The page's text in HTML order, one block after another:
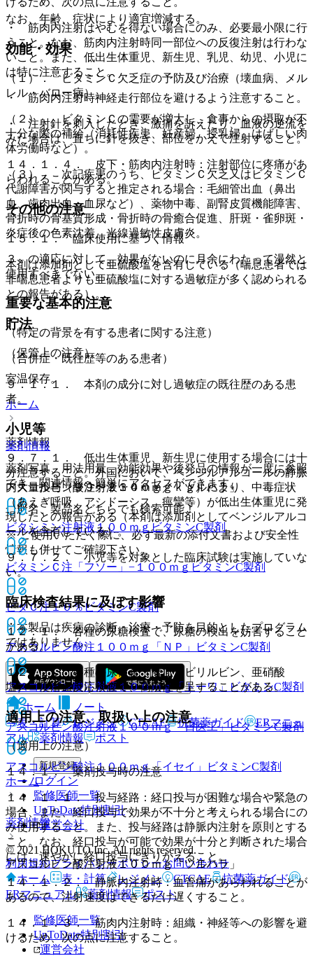
・ 筋肉内注射はやむを得ない場合にのみ、必要最小限に行
うこと。なお、筋肉内注射時同一部位への反復注射は行わな
いこと。また、低出生体重児、新生児、乳児、幼児、小児に
は特に注意すること。
・ 筋肉内注射時神経走行部位を避けるよう注意すること。
・ 注射針を刺入したとき、激痛を訴えたり、血液の逆流を
みた場合は、直ちに針を抜き、部位をかえて注射すること。
１４．１．４． 皮下・筋肉内注射時：注射部位に疼痛があ
らわれることがある。
その他の注意
１５．１． 臨床使用に基づく情報
本剤は添加剤として亜硫酸塩を含有している（喘息患者では
非喘息患者よりも亜硫酸塩に対する過敏症が多く認められる
との報告がある）。
貯法
（保管上の注意）
室温保存。
ホーム
薬剤情報
アスコルビン酸注射液１００ｍｇ「ツルハラ」
ビタシミン注射液１００ｍｇ ビタミンC製剤
ビタミンＣ注「フソー」−１００ｍｇ ビタミンC製剤
ビタＣ注１０％ビタミンC製剤
アスコルビン酸注１００ｍｇ「ＮＰ」 ビタミンC製剤
アスコルビン酸注射液１００ｍｇ「トーワ」 ビタミンC製剤
アスコルビン酸注射液１００ｍｇ「日医工」ビタミンC製剤
アスコルビン酸注１００ｍｇ「イセイ」
ビタミンC製剤
ホーム
薬剤情報
アスコルビン酸注射液１００ｍｇ「ツルハラ」
なお、年齢、症状により適宜増減する。
効能・効果
（１）． ビタミンＣ欠乏症の予防及び治療（壊血病、メル
レル・バロー病）。
（２）． ビタミンＣの需要が増大し、食事からの摂取が不
十分な際の補給（消耗性疾患、妊産婦、授乳婦、はげしい肉
体労働時など）。
（３）． 次記疾患のうち、ビタミンＣ欠乏又はビタミンＣ
代謝障害が関与すると推定される場合：毛細管出血（鼻出
血、歯肉出血、血尿など）、薬物中毒、副腎皮質機能障害、
骨折時の骨基質形成・骨折時の骨癒合促進、肝斑・雀卵斑・
炎症後の色素沈着、光線過敏性皮膚炎。
３．の適応に対して、効果がないのに月余にわたって漫然と
使用すべきでない。
重要な基本的注意
（特定の背景を有する患者に関する注意）
（合併症・既往歴等のある患者）
９．１．１． 本剤の成分に対し過敏症の既往歴のある患
者。
小児等
９．７．１． 低出生体重児、新生児に使用する場合には十
分注意すること。外国において、ベンジルアルコールの静脈
内大量投与（９９〜２３４ｍｇ／ｋｇ）により、中毒症状
（あえぎ呼吸、アシドーシス、痙攣等）が低出生体重児に発
現したとの報告がある（本剤は添加剤としてベンジルアルコ
ールを含有している）。
９．７．２． 小児等を対象とした臨床試験は実施していな
い。
臨床検査結果に及ぼす影響
１２．１． 各種の尿糖検査で、尿糖の検出を妨害すること
がある。
１２．２． 各種の尿検査（潜血、ビリルビン、亜硝酸
塩）・便潜血反応検査で、偽陰性を呈することがある。
適用上の注意、取扱い上の注意
（適用上の注意）
１４．１． 薬剤投与時の注意
１４．１．１． 投与経路：経口投与が困難な場合や緊急の
場合、また、経口投与で効果が不十分と考えられる場合にの
み使用すること。また、投与経路は静脈内注射を原則とする
こと。なお、経口投与が可能で効果が十分と判断された場合
には、速やかに経口投与にきりかえること。
１４．１．２． 静脈内注射時：血管痛があらわれることが
あるので、注射速度はできるだけ遅くすること。
１４．１．３． 筋肉内注射時：組織・神経等への影響を避
けるため、次の点に注意すること。
薬剤情報
薬剤写真、用法用量、効能効果や後発品の情報が一度に参照
でき、関連情報へ簡単にアクセスができます。
一般名、製品名どちらでも検索可能！
※ ご使用いただく際に、必ず最新の添付文書および安全性
情報も併せてご確認下さい。
※本製品は疾病の診断・治療・予防を目的としたプログラム
ではありません。
ホーム
ノート
表・計算
レジメン CTCAE 抗菌薬ガイド
ERマニュ
アル
薬剤情報 ポスト
新規登録
ログイン
監修医師一覧
UpToDate特別割引
運営会社
© 2021 HOKUTO Inc. All rights reserved.
利用規約プライバシーポリシーお問い合わせ
ホーム
表・計算 レジメン CTCAE
抗菌薬ガイド
ERマニュアル
薬剤情報 ポスト
監修医師一覧
UpToDate特別割引
運営会社